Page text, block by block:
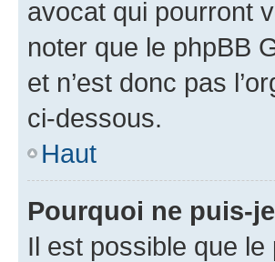
avocat qui pourront
noter que le phpBB
et n’est donc pas
ci-dessous.
Haut
Pourquoi ne puis-
Il est possible que